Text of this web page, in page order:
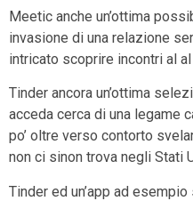
Meetic anche un’ottima
invasione di una relazione
intricato scoprire incontri al al
Tinder ancora un’ottima
acceda cerca di una legame
po’ oltre verso contorto
non ci sinon trova negli Stati
Tinder ed un’app ad